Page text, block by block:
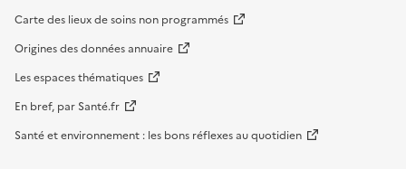
Carte des lieux de soins non programmés
Origines des données annuaire
Les espaces thématiques
En bref, par Santé.fr
Santé et environnement : les bons réflexes au quotidien